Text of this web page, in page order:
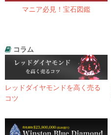
マニア必見！宝石図鑑
コラム
レッドダイヤモンドを高く売る
コツ